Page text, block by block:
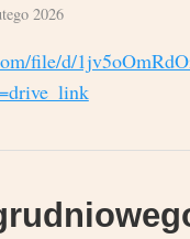
2026
file/d/